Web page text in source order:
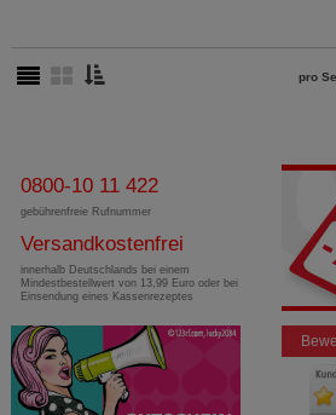
pro
0800-10 11 422
gebührenfreie Rufnummer
Versandkostenfrei
innerhalb Deutschlands bei einem
Mindestbestellwert von 13,99 Euro oder bei
Einsendung eines Kassenrezeptes